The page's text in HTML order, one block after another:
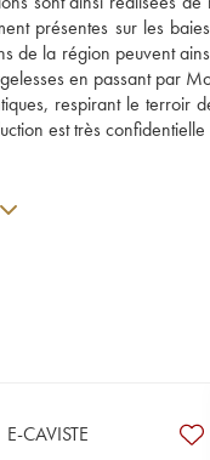
présentes sur les
de la région peuvent
en passant par
respirant le
est très confidentielle
E-CAVISTE